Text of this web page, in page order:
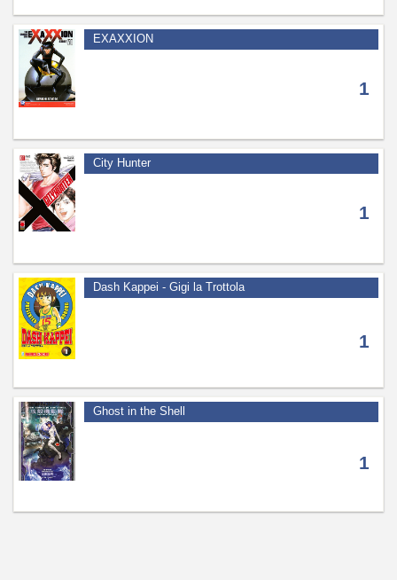
EXAXXION
1
City Hunter
1
Dash Kappei - Gigi la Trottola
1
Ghost in the Shell
1